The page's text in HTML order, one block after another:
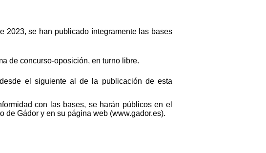
2023, se han publicado íntegramente las bases
de concurso-oposición, en turno libre.
el siguiente al de la publicación de esta
con las bases, se harán públicos en el
Gádor y en su página web (www.gador.es).